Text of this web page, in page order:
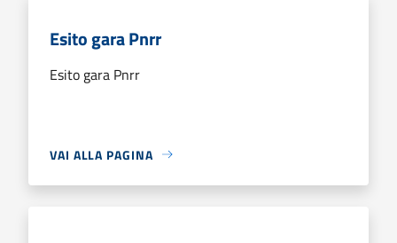
Esito gara Pnrr
Esito gara Pnrr
VAI ALLA PAGINA